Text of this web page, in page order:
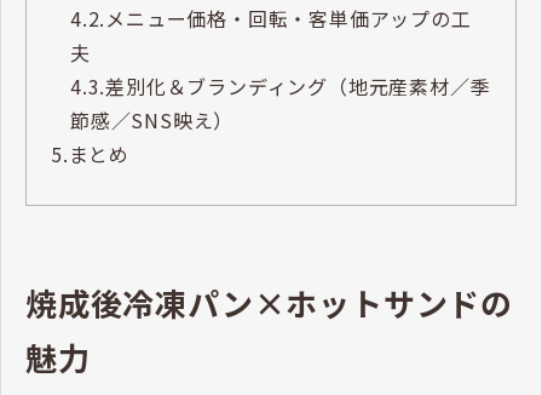
4.2.メニュー価格・回転・客単価アップの工
夫
4.3.差別化＆ブランディング（地元産素材／季
節感／SNS映え）
5. まとめ
焼成後冷凍パン×ホットサンドの
魅力